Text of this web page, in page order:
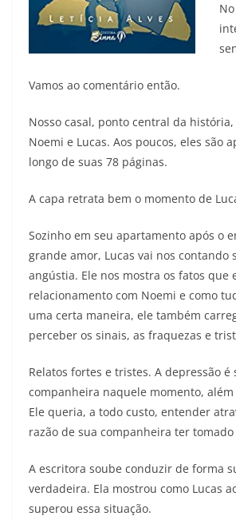
Vamos ao comentário então.
Nosso casal, ponto central da
Noemi e Lucas. Aos poucos, eles são
longo de suas 78 páginas.
A capa retrata bem o momento de
Sozinho em seu apartamento após o
grande amor, Lucas vai nos contando
angústia. Ele nos mostra os fatos que
relacionamento com Noemi e como
uma certa maneira, ele também
perceber os sinais, as fraquezas e
Relatos fortes e tristes. A depressão é
companheira naquele momento,
Ele queria, a todo custo, entender
razão de sua companheira ter
A escritora soube conduzir de forma
verdadeira. Ela mostrou como Lucas
superou essa situação.